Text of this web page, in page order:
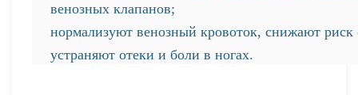
венозных клапанов;
нормализуют венозный кровоток, снижают риск
устраняют отеки и боли в ногах.